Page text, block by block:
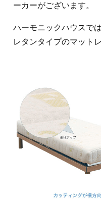
ーカーがございます。
ハーモニックハウスで
レタンタイプのマット